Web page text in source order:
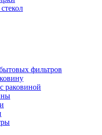
фильтров
раковиной